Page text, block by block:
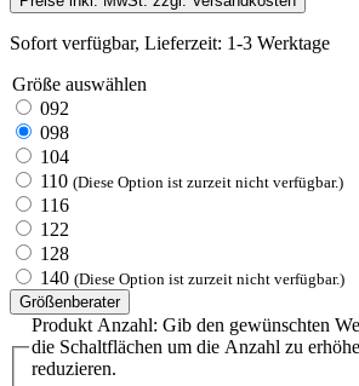
Sofort verfügbar, Lieferzeit: 1-3 Werktage
Größe auswählen
092
098
104
110 (Diese Option ist zurzeit nicht verfügbar.)
116
122
128
140 (Diese Option ist zurzeit nicht verfügbar.)
Größenberater
Produkt Anzahl: Gib den gewünschten
die Schaltflächen um die Anzahl zu
reduzieren.